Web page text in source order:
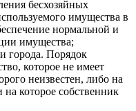
бесхозяйных
имущества в
нормальной и
имущества;
города. Порядок
которое не имеет
неизвестен, либо на
которое собственник